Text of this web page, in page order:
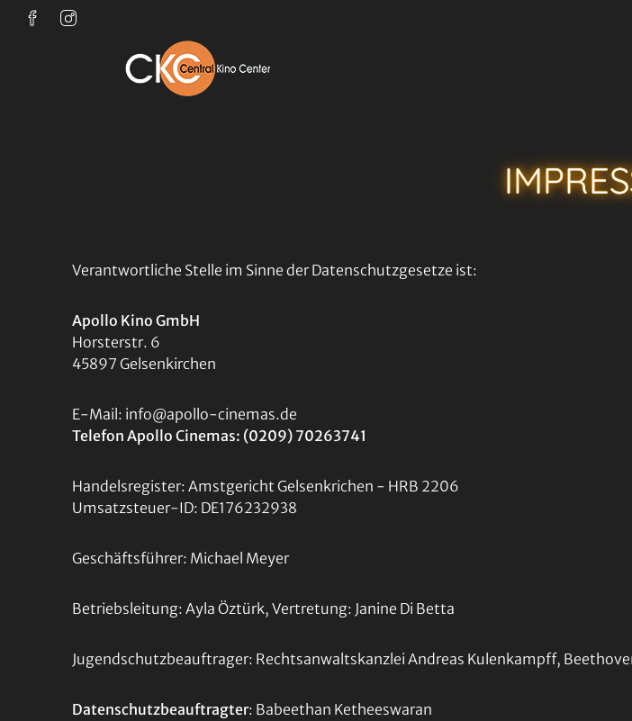
Verantwortliche Stelle im Sinne der Datenschutzgesetze ist:
Apollo Kino GmbH
Horsterstr. 6
45897 Gelsenkirchen
E-Mail: info@apollo-cinemas.de
Telefon Apollo Cinemas: (0209) 70263741
Handelsregister: Amstgericht Gelsenkrichen - HRB 2206
Umsatzsteuer-ID: DE176232938
Geschäftsführer: Michael Meyer
Betriebsleitung: Ayla Öztürk, Vertretung: Janine Di Betta
Jugendschutzbeauftrager: Rechtsanwaltskanzlei Andreas Kulenkampff,
Datenschutzbeauftragter: Babeethan Ketheeswaran